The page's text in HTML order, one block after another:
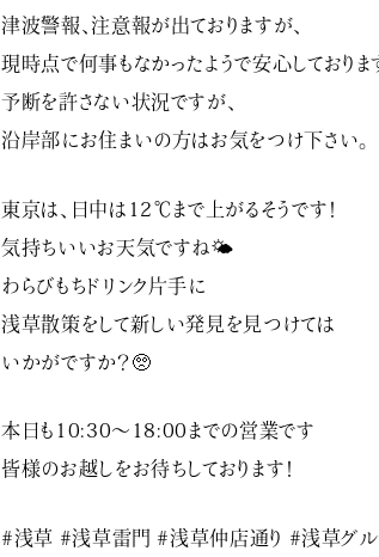
津波警報、注意報が出ておりますが、
現時点で何事もなかったようで安心しておりま
予断を許さない状況ですが、
沿岸部にお住まいの方はお気をつけ下さい。
東京は、日中は12℃まで上がるそうです！
気持ちいいお天気ですね🌤
わらびもちドリンク片手に
浅草散策をして新しい発見を見つけては
いかがですか？🥺
本日も10:30〜18:00までの営業です
皆様のお越しをお待ちしております！
#浅草 #浅草雷門 #浅草仲店通り #浅草グル